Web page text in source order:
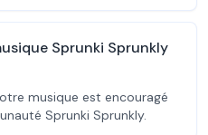
Sprunki Sprunkly
musique est encouragé
Sprunki Sprunkly.